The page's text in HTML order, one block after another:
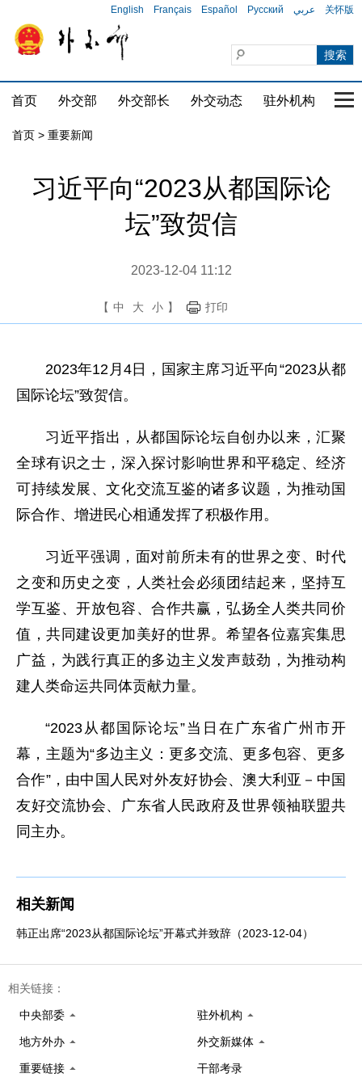
English Français Español Русский عربي 关怀版
首页 外交部 外交部长 外交动态 驻外机构 国
首页 > 重要新闻
习近平向“2023从都国际论
坛”致贺信
2023-12-04 11:12
【 中 大 小 】 打印
2023年12月4日，国家主席习近平向“2023从都
国际论坛”致贺信。
习近平指出，从都国际论坛自创办以来，汇聚
全球有识之士，深入探讨影响世界和平稳定、经济
可持续发展、文化交流互鉴的诸多议题，为推动国
际合作、增进民心相通发挥了积极作用。
习近平强调，面对前所未有的世界之变、时代
之变和历史之变，人类社会必须团结起来，坚持互
学互鉴、开放包容、合作共赢，弘扬全人类共同价
值，共同建设更加美好的世界。希望各位嘉宾集思
广益，为践行真正的多边主义发声鼓劲，为推动构
建人类命运共同体贡献力量。
“2023从都国际论坛”当日在广东省广州市开
幕，主题为“多边主义：更多交流、更多包容、更多
合作”，由中国人民对外友好协会、澳大利亚－中国
友好交流协会、广东省人民政府及世界领袖联盟共
同主办。
相关新闻
韩正出席“2023从都国际论坛”开幕式并致辞（2023-12-04）
相关链接：
中央部委 驻外机构
地方外办 外交新媒体
重要链接 干部考录